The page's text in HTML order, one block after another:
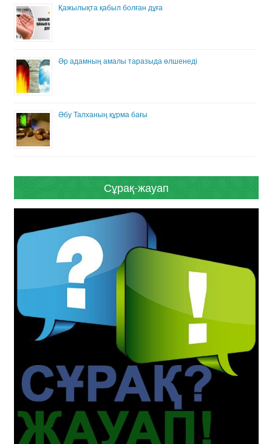
Қажылықта қабыл болған дұға
Әр адамның амалы таразыда өлшенеді
Әбу Талханың құрма бағы
Сұрақ-жауап